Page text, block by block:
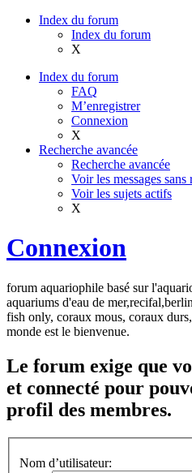
Index du forum
Index du forum
X
Index du forum
FAQ
M’enregistrer
Connexion
X
Recherche avancée
Recherche avancée
Voir les messages sans
Voir les sujets actifs
X
Connexion
forum aquariophile basé sur
aquariums d'eau de
fish only, coraux mous, coraux
monde est le bienvenue.
Le forum exige que
et connecté pour
profil des membres.
Nom d’utilisateur: